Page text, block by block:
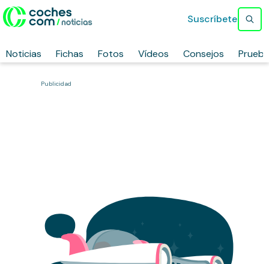
Noticias Fichas Fotos Vídeos Consejos
Suscríbete
Publicidad